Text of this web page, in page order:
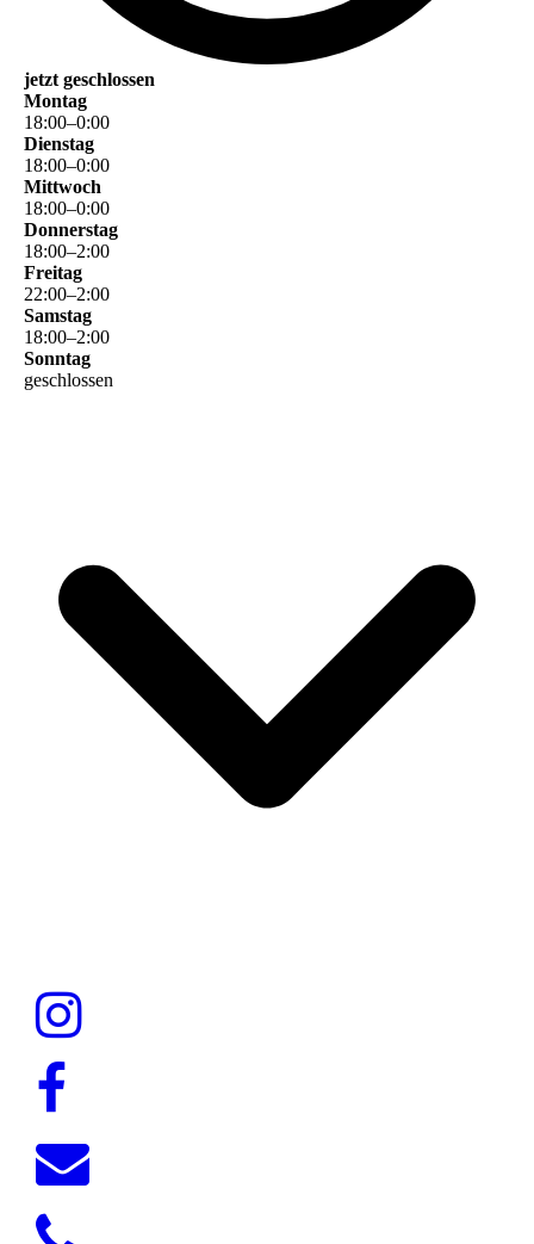
jetzt geschlossen
Montag
18:00–0:00
Dienstag
18:00–0:00
Mittwoch
18:00–0:00
Donnerstag
18:00–2:00
Freitag
22:00–2:00
Samstag
18:00–2:00
Sonntag
geschlossen